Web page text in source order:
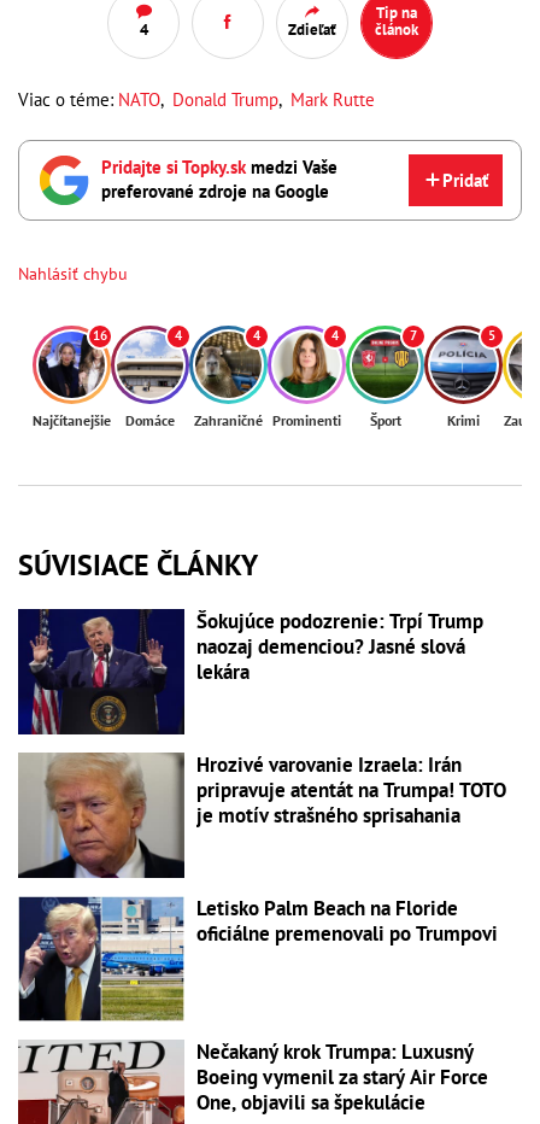
4 Zdieľať
Tip na
článok
Viac o téme: NATO, Donald Trump, Mark Rutte
Pridajte si Topky.skmedzi Vaše
preferované zdroje na Google
Pridať
Nahlásiť chybu
16
Najčítanejšie
4
Domáce
4
Zahraničné
4
Prominenti
7
Šport
5
Krimi
SÚVISIACE ČLÁNKY
Šokujúce podozrenie: Trpí Trump
naozaj demenciou? Jasné slová
lekára
Hrozivé varovanie Izraela: Irán
pripravuje atentát na Trumpa! TOTO
je motív strašného sprisahania
Letisko Palm Beach na Floride
oficiálne premenovali po Trumpovi
Nečakaný krok Trumpa: Luxusný
Boeing vymenil za starý Air Force
One, objavili sa špekulácie